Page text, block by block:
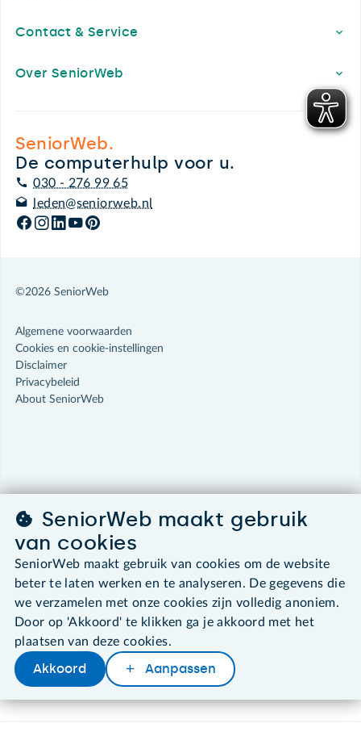
Contact & Service
Over SeniorWeb
SeniorWeb.
De computerhulp voor u.
030 - 276 99 65
leden@seniorweb.nl
©2026 SeniorWeb
Algemene voorwaarden
Cookies en cookie-instellingen
Disclaimer
Privacybeleid
About SeniorWeb
SeniorWeb maakt gebruik
van cookies
SeniorWeb maakt gebruik van cookies om de website
beter te laten werken en te analyseren. De gegevens die
we verzamelen met onze cookies zijn volledig anoniem.
Door op 'Akkoord' te klikken ga je akkoord met het
plaatsen van deze cookies.
Akkoord Aanpassen